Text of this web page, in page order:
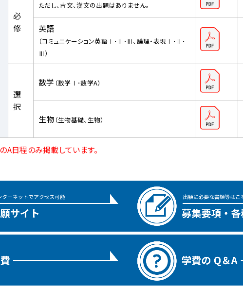
必
修
ただし、古文、漢文の出題はありません。
英語
（コミュニケーション英語Ⅰ･Ⅱ･Ⅲ、論理・表現Ⅰ･Ⅱ･
Ⅲ）
選
択
数学 （数学Ⅰ･数学A）
生物 （生物基礎、生物）
日程のみ掲載しています。